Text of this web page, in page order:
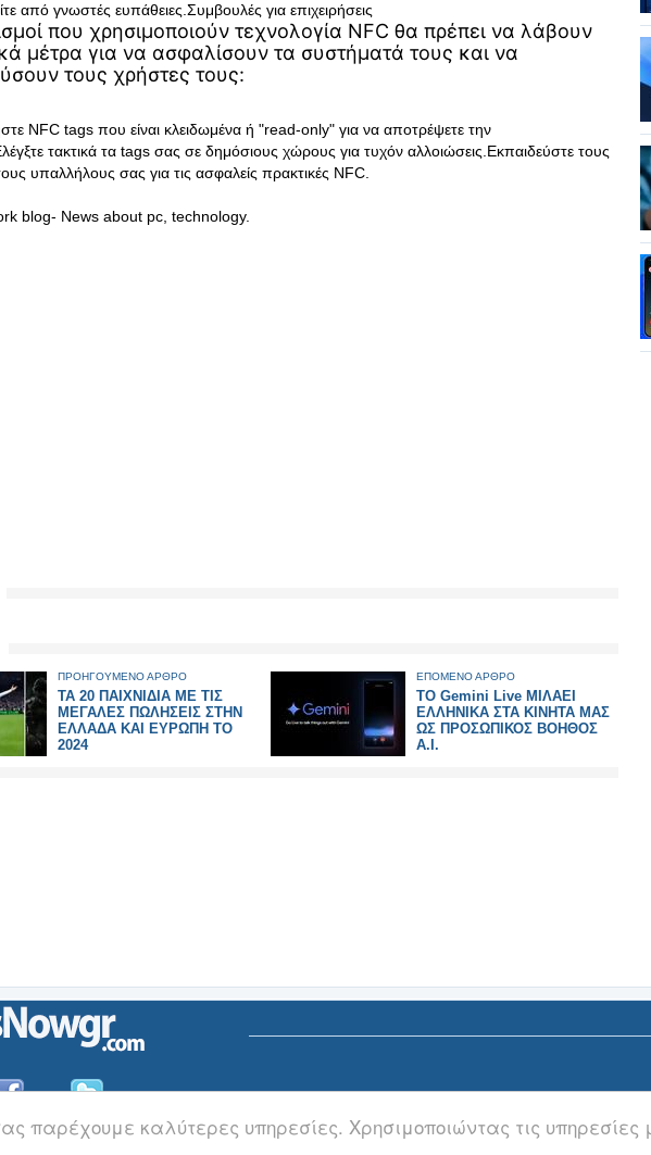
παρέχουμε καλύτερες υπηρεσίες. Χρησιμοποιώντας τις
από γνωστές ευπάθειες.Συμβουλές για επιχειρήσεις
που χρησιμοποιούν τεχνολογία NFC θα πρέπει να λάβουν
μέτρα για να ασφαλίσουν τα συστήματά τους και να
τους χρήστες τους:
NFC tags που είναι κλειδωμένα ή "read-only" για να αποτρέψετε την
τακτικά τα tags σας σε δημόσιους χώρους για τυχόν αλλοιώσεις.Εκπαιδεύστε τους
υπαλλήλους σας για τις ασφαλείς πρακτικές NFC.
blog- News about pc, technology.
ΠΡΟΗΓΟΥΜΕΝΟ ΑΡΘΡΟ
ΤΑ 20 ΠΑΙΧΝΙΔΙΑ ΜΕ ΤΙΣ
ΜΕΓΑΛΕΣ ΠΩΛΗΣΕΙΣ ΣΤΗΝ
ΕΛΛΑΔΑ ΚΑΙ ΕΥΡΩΠΗ ΤΟ
2024
ΕΠΟΜΕΝΟ ΑΡΘΡΟ
ΤΟ Gemini Live ΜΙΛΑΕΙ
ΕΛΛΗΝΙΚΑ ΣΤΑ ΚΙΝΗΤΑ ΜΑΣ
ΩΣ ΠΡΟΣΩΠΙΚΟΣ ΒΟΗΘΟΣ
Α.Ι.